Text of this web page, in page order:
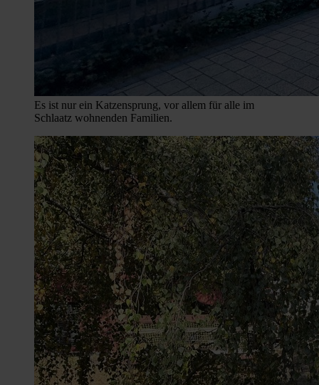
Es ist nur ein Katzensprung, vor allem für alle im
Schlaatz wohnenden Familien.